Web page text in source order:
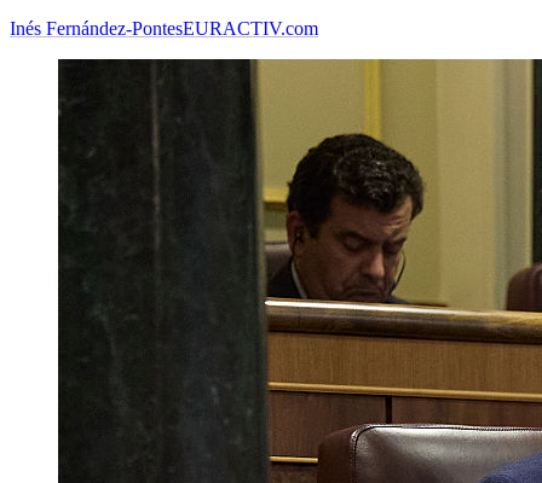
Inés Fernández-PontesEURACTIV.com